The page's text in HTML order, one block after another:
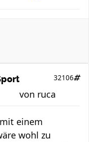
32106
von ruca
einem
wohl zu